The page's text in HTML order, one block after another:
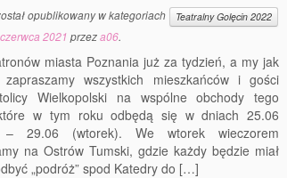
opublikowany w kategoriach Teatralny Golęcin 2022
2021 przeza06.
miasta Poznania już za tydzień, a my jak
wszystkich mieszkańców i gości
Wielkopolski na wspólne obchody tego
w tym roku odbędą się w dniach 25.06
– 29.06 (wtorek). We wtorek wieczorem
na Ostrów Tumski, gdzie każdy będzie miał
„podróż” spod Katedry do […]